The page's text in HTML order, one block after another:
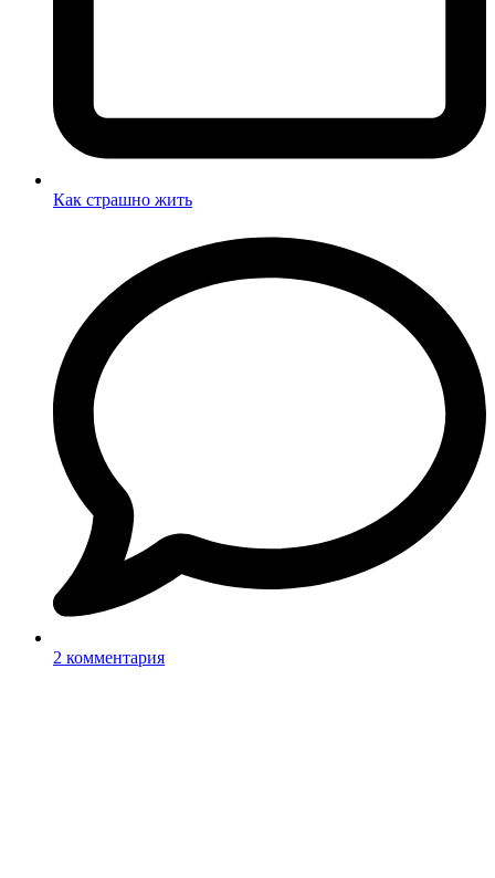
Как страшно жить
2 комментария